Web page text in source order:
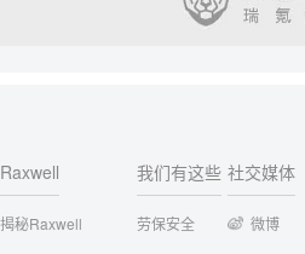
Raxwell
揭秘Raxwell
我们有这些
劳保安全
社交媒体
微博